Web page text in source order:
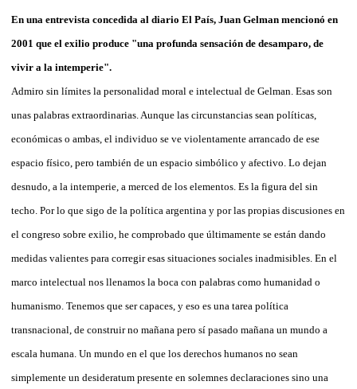
En una entrevista concedida al diario El País, Juan Gelman mencionó en
2001 que el exilio produce "una profunda sensación de desamparo, de
vivir a la intemperie".
Admiro sin límites la personalidad moral e intelectual de Gelman. Esas son
unas palabras extraordinarias. Aunque las circunstancias sean políticas,
económicas o ambas, el individuo se ve violentamente arrancado de ese
espacio físico, pero también de un espacio simbólico y afectivo. Lo dejan
desnudo, a la intemperie, a merced de los elementos. Es la figura del sin
techo. Por lo que sigo de la política argentina y por las propias discusiones en
el congreso sobre exilio, he comprobado que últimamente se están dando
medidas valientes para corregir esas situaciones sociales inadmisibles. En el
marco intelectual nos llenamos la boca con palabras como humanidad o
humanismo. Tenemos que ser capaces, y eso es una tarea política
transnacional, de construir no mañana pero sí pasado mañana un mundo a
escala humana. Un mundo en el que los derechos humanos no sean
simplemente un desideratum presente en solemnes declaraciones sino una